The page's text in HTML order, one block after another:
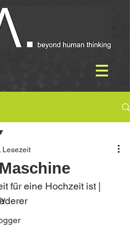
Lesezeit
für eine Hochzeit ist |